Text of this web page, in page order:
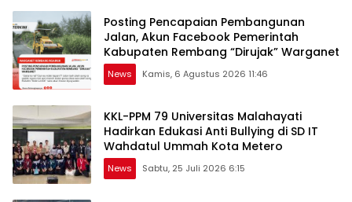
Posting Pencapaian Pembangunan
Jalan, Akun Facebook Pemerintah
Kabupaten Rembang “Dirujak” Warganet
News Kamis, 6 Agustus 2026 11:46
KKL-PPM 79 Universitas Malahayati
Hadirkan Edukasi Anti Bullying di SD IT
Wahdatul Ummah Kota Metero
News Sabtu, 25 Juli 2026 6:15